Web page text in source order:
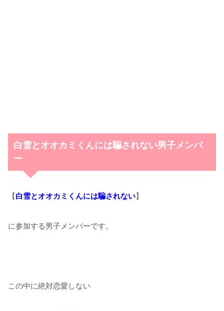
白雪とオオカミくんには騙されない男子メンバ
ー
【 白雪とオオカミくんには騙されない】
に参加する男子メンバーです。
この中に絶対恋愛しない